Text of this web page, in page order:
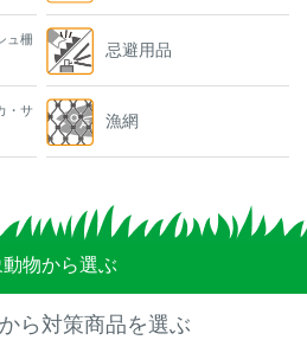
ュ柵
・サ
忌避用品
漁網
物から選ぶ
ら対策商品を選ぶ